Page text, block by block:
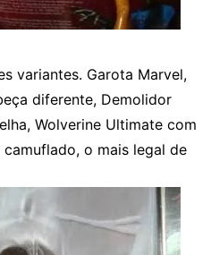
variantes. Garota Marvel,
diferente, Demolidor
Wolverine Ultimate com
o mais legal de